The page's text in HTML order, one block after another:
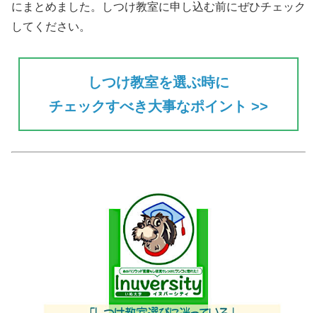
にまとめました。しつけ教室に申し込む前にぜひチェック
してください。
しつけ教室を選ぶ時に
チェックすべき大事なポイント >>